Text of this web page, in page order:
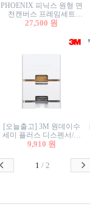
PHOENIX 피닉스 원형 면
천캔버스 프레임세트
30cm/원형캔버스/플로팅
27,500 원
[오늘출고] 3M 원데이수
세미 플러스 디스펜서/소
프트수세미5매+강력수세
9,910 원
1 / 2